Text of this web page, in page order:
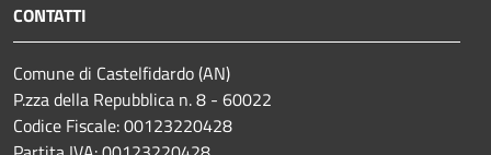
CONTATTI
Comune di Castelfidardo (AN)
P.zza della Repubblica n. 8 - 60022
Codice Fiscale: 00123220428